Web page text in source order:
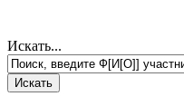
Искать...